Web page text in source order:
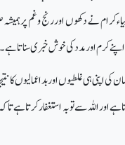
کرام نے دکھوں اور رنج وغم پر
اپنے کرم اور مدد کی خوش خبری سناتا ہے ۔
کی اپنی ہی غلطیوں اور بداعمالیوں کا
ہے اور اللہ سے توبہ استغفار کرتا